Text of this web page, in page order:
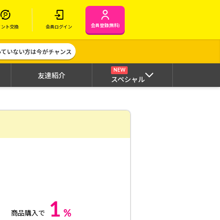
ント交換 会員ログイン 会員登録(無料)
いない方は今がチャンス
友達紹介
NEW
スペシャル
商品購入で 1 %